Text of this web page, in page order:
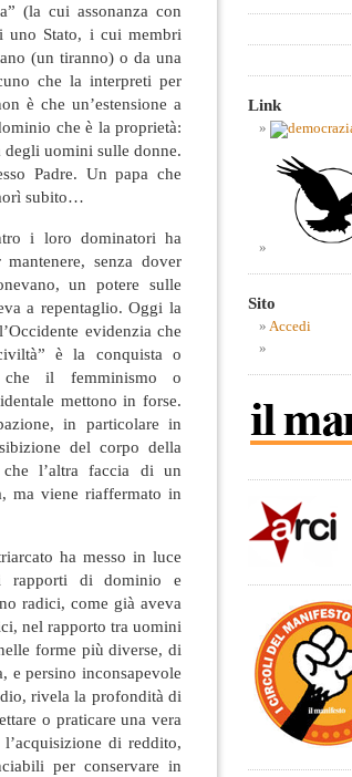
(la cui assonanza con
uno Stato, i cui membri
(un tiranno) o da una
che la interpreti per
è che un’estensione a
che è la proprietà:
uomini sulle donne.
Padre. Un papa che
subito…
i loro dominatori ha
senza dover
un potere sulle
a repentaglio. Oggi la
evidenzia che
è la conquista o
il femminismo o
mettono in forse.
in particolare in
del corpo della
l’altra faccia di un
ma viene riaffermato in
ha messo in luce
rapporti di dominio e
radici, come già aveva
nel rapporto tra uomini
forme più diverse, di
e persino inconsapevole
rivela la profondità di
o praticare una vera
di reddito,
per conservare in
Link
Sito
Accedi